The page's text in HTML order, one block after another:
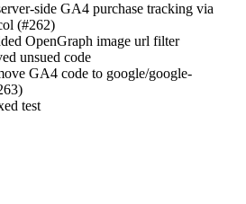
side GA4 purchase tracking via
(#262)
OpenGraph image url filter
unsued code
GA4 code to google/google-
test